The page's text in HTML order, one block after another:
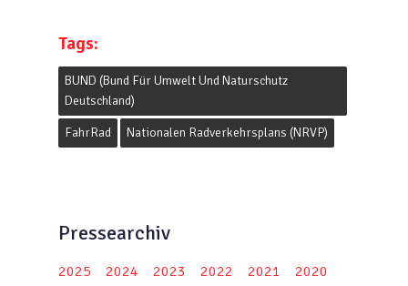
Tags:
BUND (Bund Für Umwelt Und Naturschutz
Deutschland)
FahrRad Nationalen Radverkehrsplans (NRVP)
Pressearchiv
2025 2024 2023 2022 2021
2020